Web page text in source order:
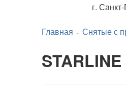
г. Санкт-
Главная Снятые с